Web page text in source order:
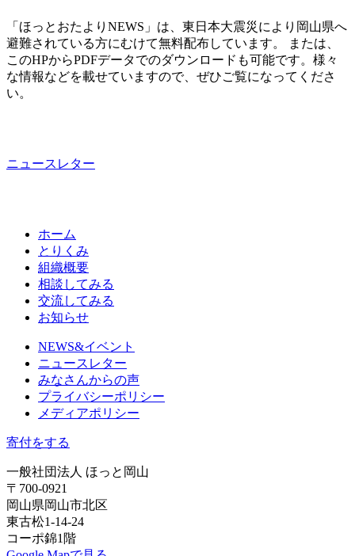
「ほっとおたよりNEWS」は、東日本大震災により岡山県へ
避難されている方にむけて無料配布しています。 または、
このHPからPDFデータでのダウンロードも可能です。様々
な情報などを載せていますので、ぜひご覧になってくださ
い。
ニュースレター
ホーム
とりくみ
組織概要
相談してみる
交流してみる
お知らせ
NEWS&イベント
ニュースレター
みなさんからの声
プライバシーポリシー
メディアポリシー
寄付をする
一般社団法人 ほっと岡山
〒700-0921
岡山県岡山市北区
東古松1-14-24
コーポ錦1階